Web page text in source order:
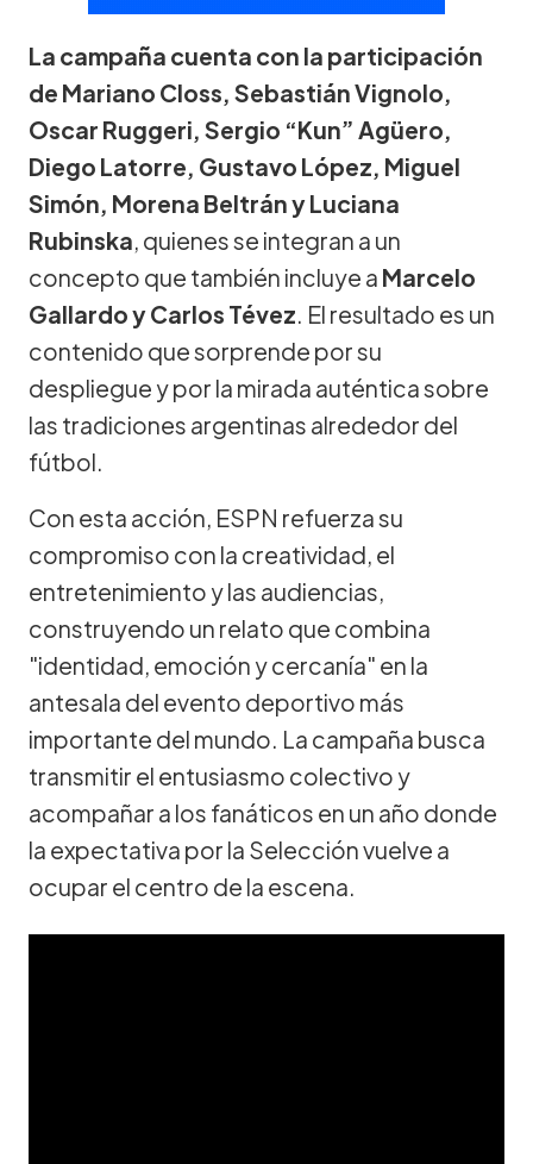
La campaña cuenta con la participación
de Mariano Closs, Sebastián Vignolo,
Oscar Ruggeri, Sergio “Kun” Agüero,
Diego Latorre, Gustavo López, Miguel
Simón, Morena Beltrán y Luciana
Rubinska, quienes se integran a un
concepto que también incluye a Marcelo
Gallardo y Carlos Tévez. El resultado es un
contenido que sorprende por su
despliegue y por la mirada auténtica sobre
las tradiciones argentinas alrededor del
fútbol.
Con esta acción, ESPN refuerza su
compromiso con la creatividad, el
entretenimiento y las audiencias,
construyendo un relato que combina
"identidad, emoción y cercanía" en la
antesala del evento deportivo más
importante del mundo. La campaña busca
transmitir el entusiasmo colectivo y
acompañar a los fanáticos en un año donde
la expectativa por la Selección vuelve a
ocupar el centro de la escena.